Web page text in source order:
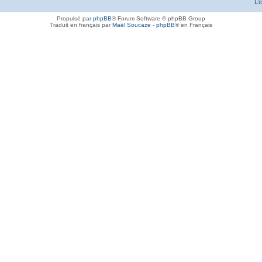
Propulsé parphpBB® Forum Software © phpBB Group
Traduit en français parMaël Soucaze - phpBB® en Français